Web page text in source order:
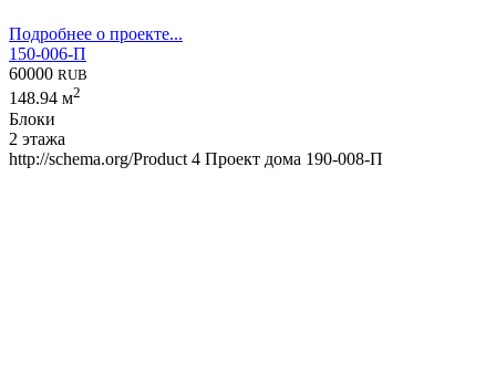
Подробнее о проекте...
150-006-П
60000 RUB
148.94 м2
Блоки
2 этажа
http://schema.org/Product 4 Проект дома 190-008-П